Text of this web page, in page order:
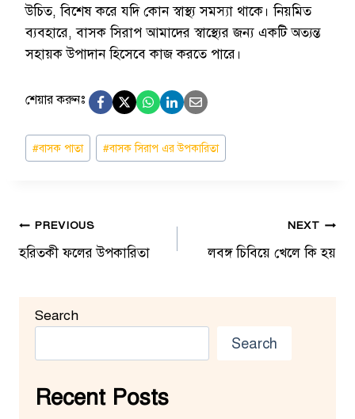
উচিত, বিশেষ করে যদি কোন স্বাস্থ্য সমস্যা থাকে। নিয়মিত
ব্যবহারে, বাসক সিরাপ আমাদের স্বাস্থ্যের জন্য একটি অত্যন্ত
সহায়ক উপাদান হিসেবে কাজ করতে পারে।
শেয়ার করুনঃ
Post
Tags:
#বাসক পাতা #বাসক সিরাপ এর উপকারিতা
Post
navigation
PREVIOUS
হরিতকী ফলের উপকারিতা
NEXT
লবঙ্গ চিবিয়ে খেলে কি হয়
Search
Search
Recent Posts